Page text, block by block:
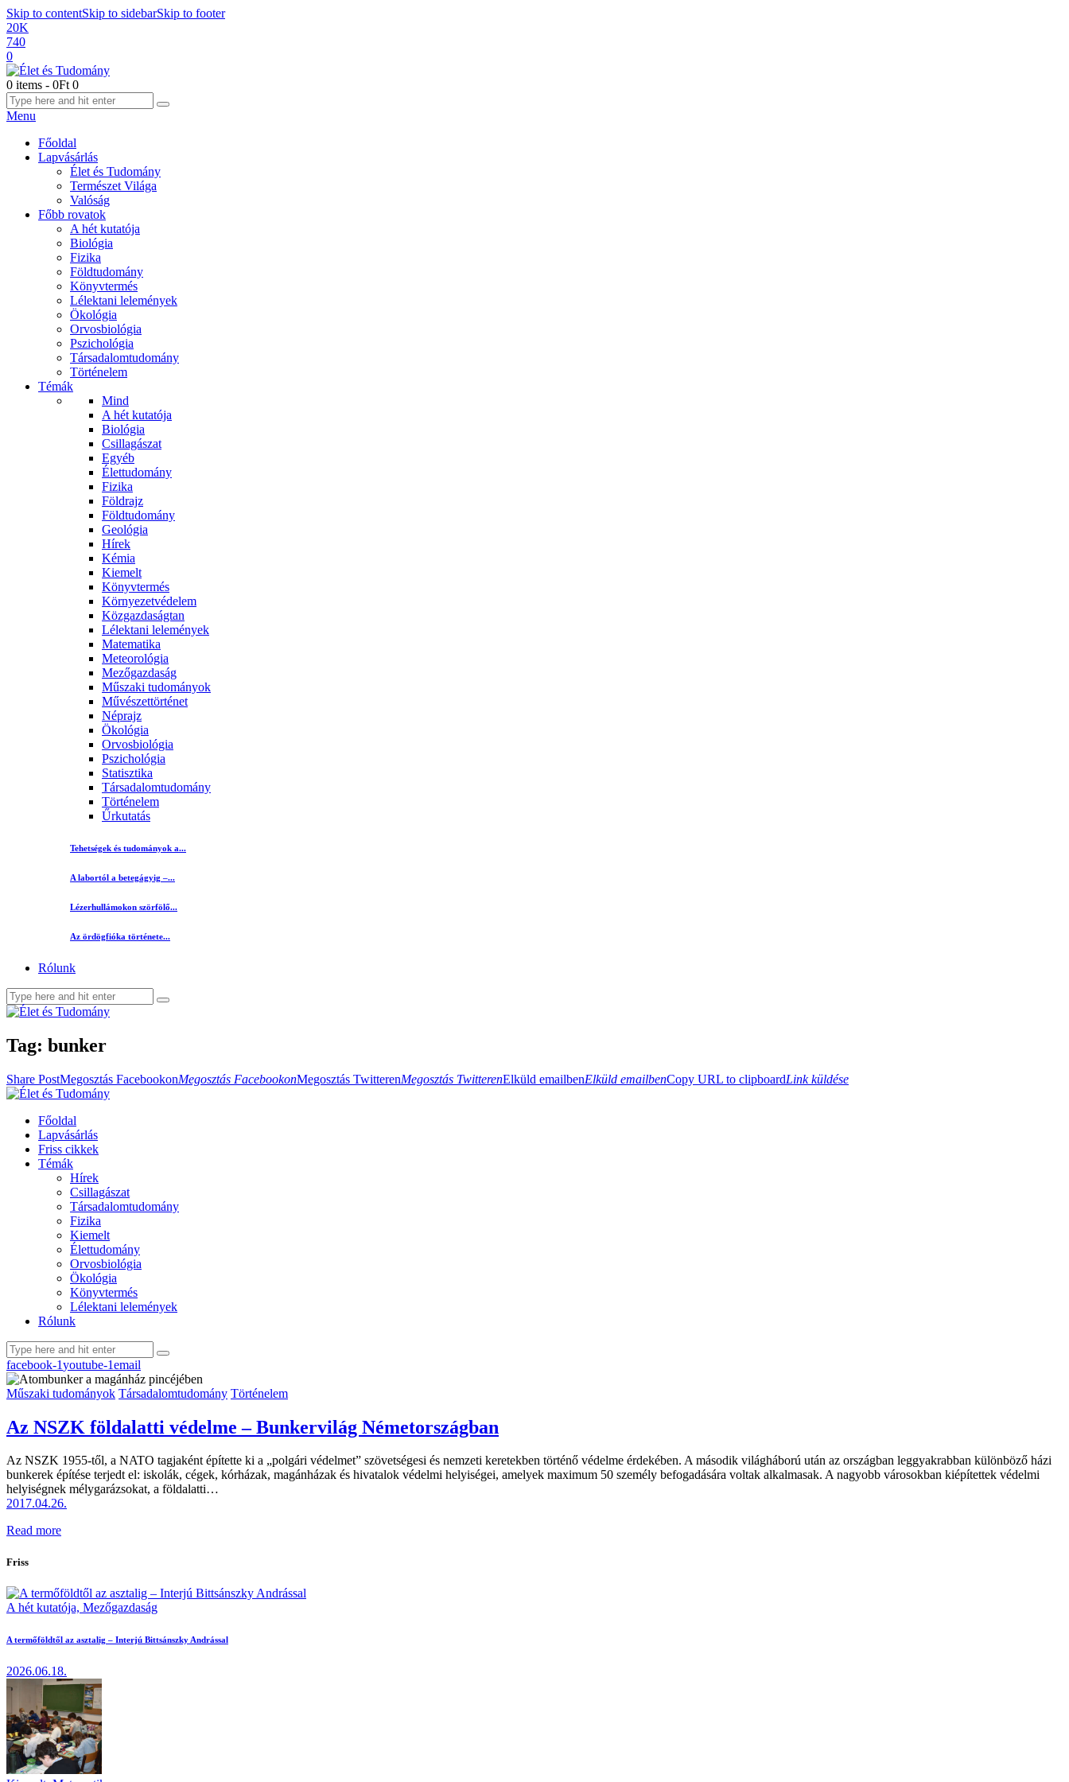
Skip to contentSkip to sidebarSkip to footer
20K
740
0
0 items - 0Ft 0
Menu
Főoldal
Lapvásárlás
Élet és Tudomány
Természet Világa
Valóság
Főbb rovatok
A hét kutatója
Biológia
Fizika
Földtudomány
Könyvtermés
Lélektani lelemények
Ökológia
Orvosbiológia
Pszichológia
Társadalomtudomány
Történelem
Témák
Mind
A hét kutatója
Biológia
Csillagászat
Egyéb
Élettudomány
Fizika
Földrajz
Földtudomány
Geológia
Hírek
Kémia
Kiemelt
Könyvtermés
Környezetvédelem
Közgazdaságtan
Lélektani lelemények
Matematika
Meteorológia
Mezőgazdaság
Műszaki tudományok
Művészettörténet
Néprajz
Ökológia
Orvosbiológia
Pszichológia
Statisztika
Társadalomtudomány
Történelem
Űrkutatás
Tehetségek és tudományok a...
A labortól a betegágyig –...
Lézerhullámokon szörfölő...
Az ördögfióka története...
Rólunk
Tag: bunker
Share PostMegosztás FacebookonMegosztás FacebookonMegosztás TwitterenMegosztás TwitterenElküld emailbenElküld emailbenCopy URL to clipboardLink küldése
Főoldal
Lapvásárlás
Friss cikkek
Témák
Hírek
Csillagászat
Társadalomtudomány
Fizika
Kiemelt
Élettudomány
Orvosbiológia
Ökológia
Könyvtermés
Lélektani lelemények
Rólunk
facebook-1youtube-1email
Műszaki tudományok Társadalomtudomány Történelem
Az NSZK földalatti védelme – Bunkervilág Németországban
Az NSZK 1955-től, a NATO tagjaként építette ki a „polgári védelmet” szövetségesi és nemzeti keretekben történő védelme érdekében. A második világháború után az országban leggyakrabban különböző házi
bunkerek építése terjedt el: iskolák, cégek, kórházak, magánházak és hivatalok védelmi helyiségei, amelyek maximum 50 személy befogadására voltak alkalmasak. A nagyobb városokban kiépítettek védelmi
helyiségnek mélygarázsokat, a földalatti…
2017.04.26.
Read more
Friss
A hét kutatója, Mezőgazdaság
A termőföldtől az asztalig – Interjú Bittsánszky Andrással
2026.06.18.